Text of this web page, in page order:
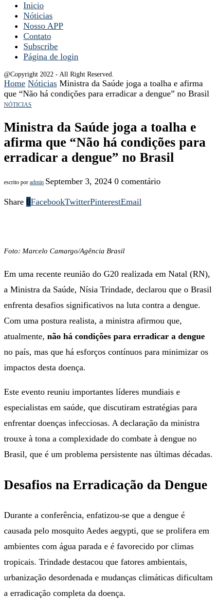
Inicio
Nóticias
Nosso APP
Contato
Subscribe
Página de login
@Copyright 2022 - All Right Reserved.
Home Nóticias Ministra da Saúde joga a toalha e afirma
que “Não há condições para erradicar a dengue” no Brasil
NÓTICIAS
Ministra da Saúde joga a toalha e
afirma que “Não há condições para
erradicar a dengue” no Brasil
escrito por admin September 3, 2024 0 comentário
Share 0FacebookTwitterPinterestEmail
Foto: Marcelo Camargo/Agência Brasil
Em uma recente reunião do G20 realizada em Natal (RN),
a Ministra da Saúde, Nísia Trindade, declarou que o Brasil
enfrenta desafios significativos na luta contra a dengue.
Com uma postura realista, a ministra afirmou que,
atualmente, não há condições para erradicar a dengue
no país, mas que há esforços contínuos para minimizar os
impactos desta doença.
Este evento reuniu importantes líderes mundiais e
especialistas em saúde, que discutiram estratégias para
enfrentar doenças infecciosas. A declaração da ministra
trouxe à tona a complexidade do combate à dengue no
Brasil, que é um problema persistente nas últimas décadas.
Desafios na Erradicação da Dengue
Durante a conferência, enfatizou-se que a dengue é
causada pelo mosquito Aedes aegypti, que se prolifera em
ambientes com água parada e é favorecido por climas
tropicais. Trindade destacou que fatores ambientais,
urbanização desordenada e mudanças climáticas dificultam
a erradicação completa da doença.